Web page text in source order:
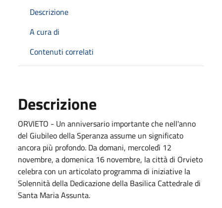
Descrizione
A cura di
Contenuti correlati
Descrizione
ORVIETO - Un anniversario importante che nell'anno
del Giubileo della Speranza assume un significato
ancora più profondo. Da domani, mercoledì 12
novembre, a domenica 16 novembre, la città di Orvieto
celebra con un articolato programma di iniziative la
Solennità della Dedicazione della Basilica Cattedrale di
Santa Maria Assunta.